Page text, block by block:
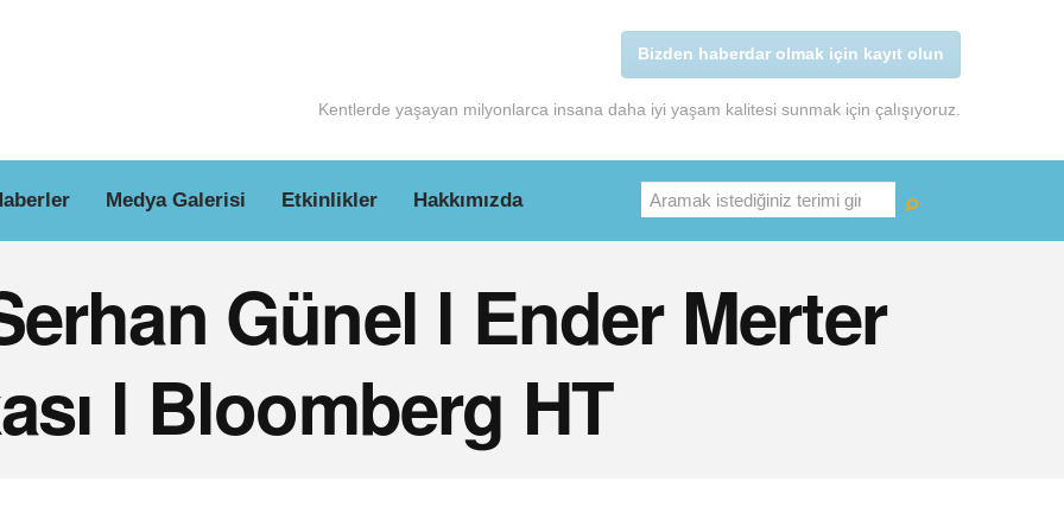
Kentlerde yaşayan milyonlarca insana daha iyi yaşam kalitesi sunmak için çalışıyoruz.
Bizden haberdar olmak için kayıt olun
Medya Galerisi Etkinlikler Hakkımızda Ara
Günel l Ender Merter
l Bloomberg HT